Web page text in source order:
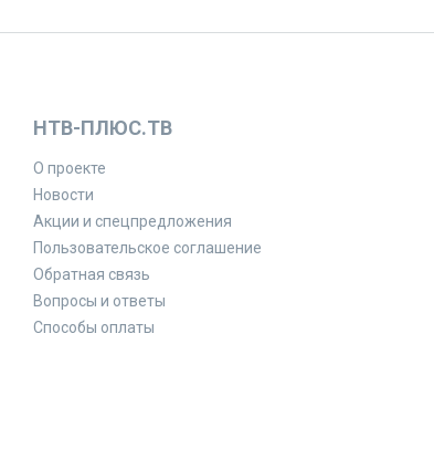
НТВ-ПЛЮС.ТВ
О проекте
Новости
Акции и спецпредложения
Пользовательское соглашение
Обратная связь
Вопросы и ответы
Способы оплаты